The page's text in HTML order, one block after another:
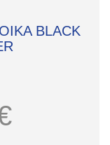
BLACK